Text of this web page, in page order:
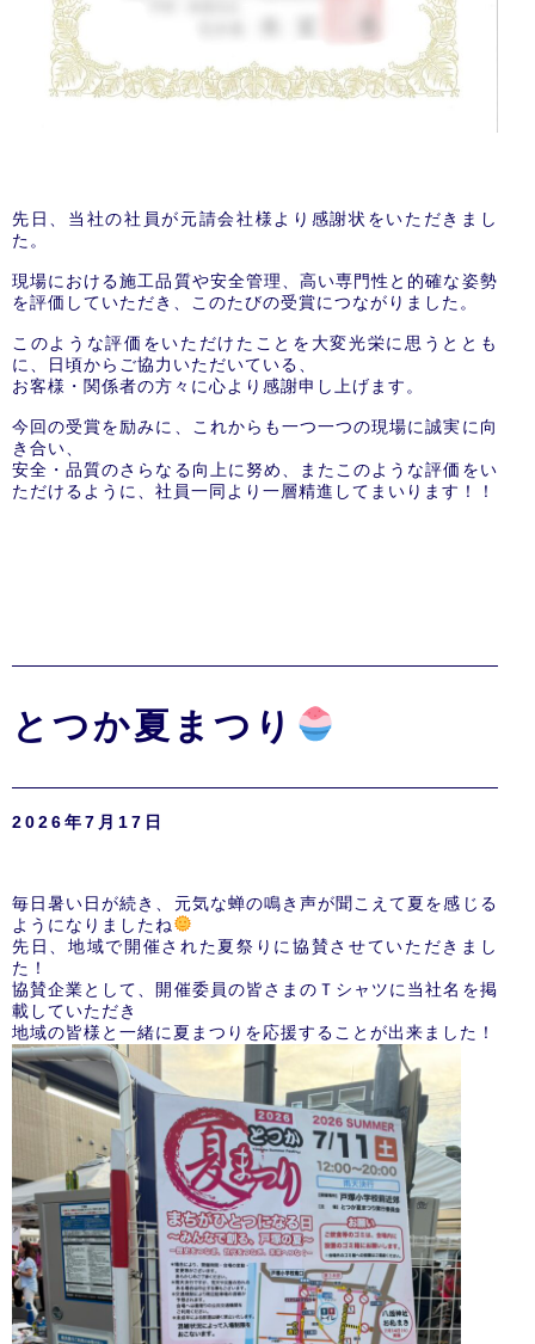
先日、当社の社員が元請会社様より感謝状をいただきまし
た。
現場における施工品質や安全管理、高い専門性と的確な姿勢
を評価していただき、このたびの受賞につながりました。
このような評価をいただけたことを大変光栄に思うととも
に、日頃からご協力いただいている、
お客様・関係者の方々に心より感謝申し上げます。
今回の受賞を励みに、これからも一つ一つの現場に誠実に向
き合い、
安全・品質のさらなる向上に努め、またこのような評価をい
ただけるように、社員一同より一層精進してまいります！！
とつか夏まつり
2026年7月17日
毎日暑い日が続き、元気な蝉の鳴き声が聞こえて夏を感じる
ようになりましたね
先日、地域で開催された夏祭りに協賛させていただきまし
た！
協賛企業として、開催委員の皆さまのＴシャツに当社名を掲
載していただき
地域の皆様と一緒に夏まつりを応援することが出来ました！